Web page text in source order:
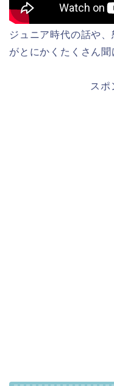
ジュニア時代の話や
がとにかくたくさん聞
スポ